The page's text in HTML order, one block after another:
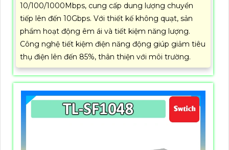
10/100/1000Mbps, cung cấp dung lượng chuyển
tiếp lên đến 10Gbps. Với thiết kế không quạt, sản
phẩm hoạt động êm ái và tiết kiệm năng lượng.
Công nghệ tiết kiệm điện năng động giúp giảm tiêu
thụ điện lên đến 85%, thân thiện với môi trường.